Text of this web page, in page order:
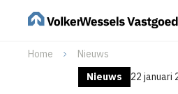
Home
Nieuws
Nieuws
22 januari